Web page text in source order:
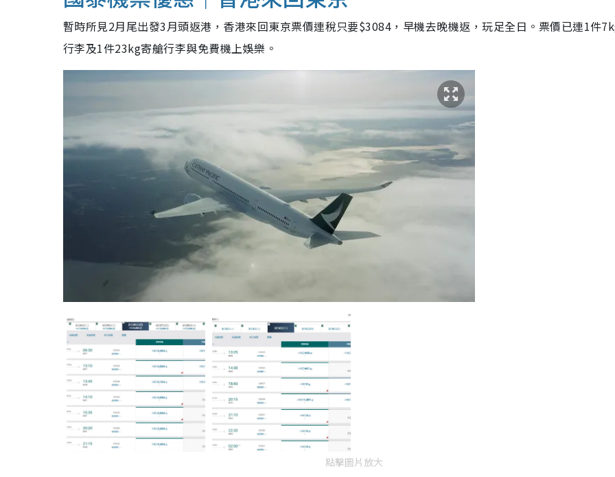
暫時所見2月尾出發3月頭返港，香港來回東京票價連稅只要$3084，早機去晚機返，玩足全日。票價已連1件
行李及1件23kg寄艙行李與免費機上娛樂。
點擊圖片放大